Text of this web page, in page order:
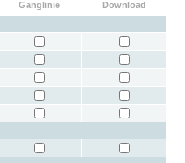
Ganglinie
Download